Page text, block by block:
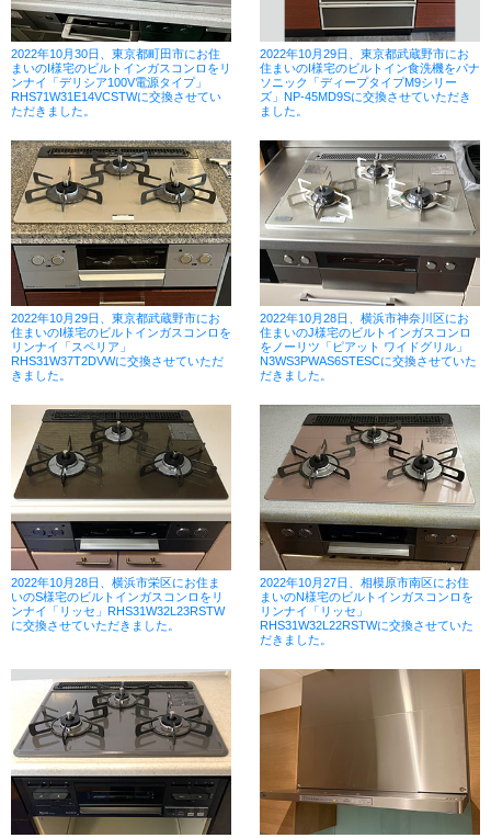
2022年10月30日、東京都町田市にお住
まいのI様宅のビルトインガスコンロをリ
ンナイ「デリシア100V電源タイプ」
RHS71W31E14VCSTWに交換させてい
ただきました。
2022年10月29日、東京都武蔵野市にお
住まいのI様宅のビルトイン食洗機をパナ
ソニック「ディープタイプM9シリー
ズ」NP-45MD9Sに交換させていただき
ました。
2022年10月29日、東京都武蔵野市にお
住まいのI様宅のビルトインガスコンロを
リンナイ「スペリア」
RHS31W37T2DVWに交換させていただ
きました。
2022年10月28日、横浜市神奈川区にお
住まいのJ様宅のビルトインガスコンロ
をノーリツ「ピアット ワイドグリル」
N3WS3PWAS6STESCに交換させていた
だきました。
2022年10月28日、横浜市栄区にお住ま
いのS様宅のビルトインガスコンロをリ
ンナイ「リッセ」RHS31W32L23RSTW
に交換させていただきました。
2022年10月27日、相模原市南区にお住
まいのN様宅のビルトインガスコンロを
リンナイ「リッセ」
RHS31W32L22RSTWに交換させていた
だきました。